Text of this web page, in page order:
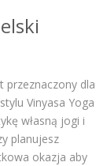
przeznaczony dla
Vinyasa Yoga
własną jogi i
planujesz
okazja aby